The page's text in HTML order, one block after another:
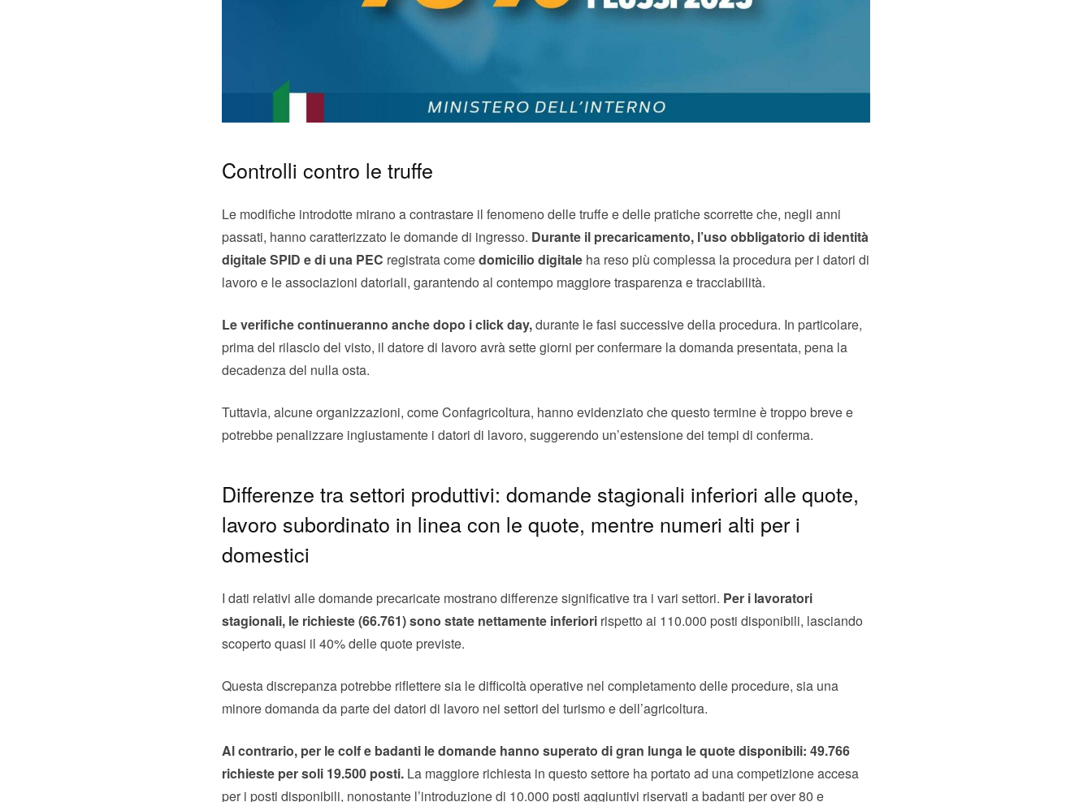
Controlli contro le truffe
Le modifiche introdotte mirano a contrastare il fenomeno delle truffe e delle pratiche scorrette che, negli anni
passati, hanno caratterizzato le domande di ingresso. Durante il precaricamento, l’uso obbligatorio di identità
digitale SPID e di una PEC registrata comedomicilio digitale ha reso più complessa la procedura per i datori di
lavoro e le associazioni datoriali, garantendo al contempo maggiore trasparenza e tracciabilità.
Le verifiche continueranno anche dopo i click day,durante le fasi successive della procedura. In particolare,
prima del rilascio del visto, il datore di lavoro avrà sette giorni per confermare la domanda presentata, pena la
decadenza del nulla osta.
Tuttavia, alcune organizzazioni, come Confagricoltura, hanno evidenziato che questo termine è troppo breve e
potrebbe penalizzare ingiustamente i datori di lavoro, suggerendo un’estensione dei tempi di conferma.
Differenze tra settori produttivi: domande stagionali inferiori alle quote,
lavoro subordinato in linea con le quote, mentre numeri alti per i
domestici
I dati relativi alle domande precaricate mostrano differenze significative tra i vari settori. Per i lavoratori
stagionali, le richieste (66.761) sono state nettamente inferiori rispetto ai 110.000 posti disponibili, lasciando
scoperto quasi il 40% delle quote previste.
Questa discrepanza potrebbe riflettere sia le difficoltà operative nel completamento delle procedure, sia una
minore domanda da parte dei datori di lavoro nei settori del turismo e dell’agricoltura.
Al contrario, per le colf e badanti le domande hanno superato di gran lunga le quote disponibili: 49.766
richieste per soli 19.500 posti. La maggiore richiesta in questo settore ha portato ad una competizione accesa
per i posti disponibili, nonostante l’introduzione di 10.000 posti aggiuntivi riservati a badanti per over 80 e